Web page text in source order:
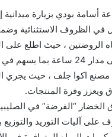
أسامة بودي بزيارة
في الظروف الاستثنائية
الروضتين ، حيث اطلع على
المستهلكين.
ويعزز وفرة المنتجات.
الخضار “الفرضة” في
على آليات التوريد